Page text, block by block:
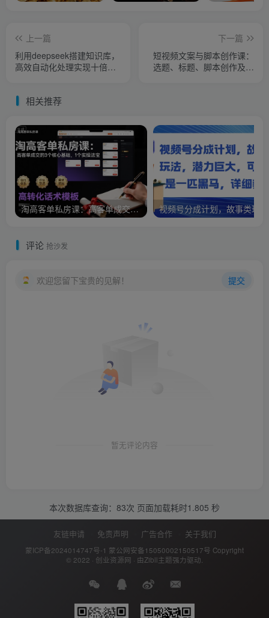
上一篇
利用deepseek搭建知识库，
高效自动化处理实现十倍成
下一篇
短视频文案与脚本创作课：
选题、标题、脚本创作及文
相关推荐
淘高客单私房课：高客单成交的3个核心基础，1个实操法宝
评论 抢沙发
欢迎您留下宝贵的见解！ 提交
暂无评论内容
本次数据库查询：83次 页面加载耗时1.805 秒
友链申请 免责声明 广告合作 关于我们
蒙ICP备2024014747号-1 蒙公网安备15050002150517号 Copyright
© 2022 · 创业资源网 · 由Zibll主题强力驱动.